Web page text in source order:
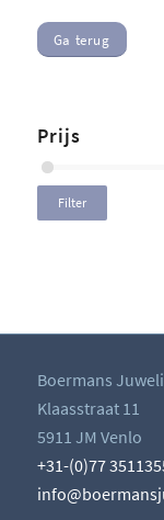
Ga terug
Prijs
Filter
Boermans
Klaasstraat 11
5911 JM Venlo
+31-(0)77